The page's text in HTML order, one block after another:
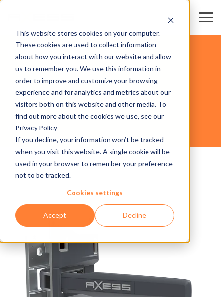
This website stores cookies on your computer.
These cookies are used to collect information
about how you interact with our website and allow
us to remember you. We use this information in
order to improve and customize your browsing
experience and for analytics and metrics about our
visitors both on this website and other media. To
find out more about the cookies we use, see our
Privacy Policy
If you decline, your information won’t be tracked
when you visit this website. A single cookie will be
used in your browser to remember your preference
not to be tracked.
Cookies settings
Accept Decline
FLAP 600
HARDWARE
DOMAINES SKIABLES